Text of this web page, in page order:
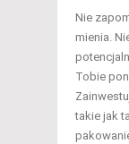
Nie
mienia.
Tobie
takie jak